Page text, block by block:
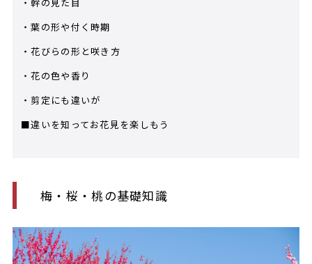
・葉の形や付く時期
・花びらの形と咲き方
・花の色や香り
・剪定にも違いが
■違いを知ってお花見を楽しもう
梅・桜・桃の基礎知識